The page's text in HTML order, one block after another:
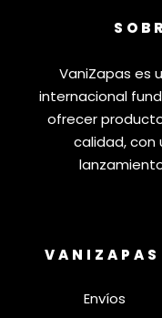
VaniZapas es
internacional
ofrecer
calidad, con
VANIZAPAS
Envíos